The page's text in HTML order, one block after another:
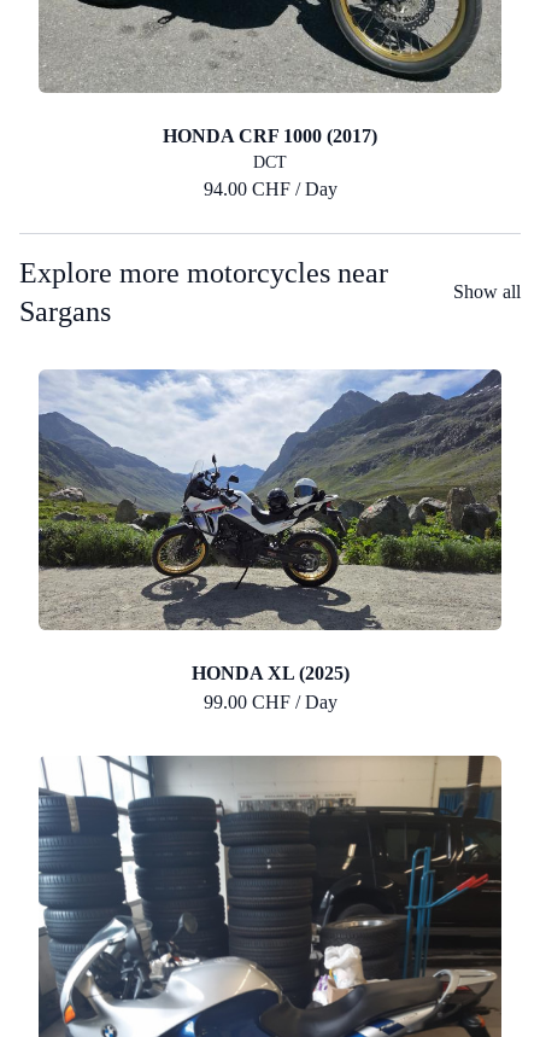
HONDA CRF 1000 (2017)
DCT
94.00 CHF / Day
Explore more motorcycles near
Sargans
Show all
HONDA XL (2025)
99.00 CHF / Day